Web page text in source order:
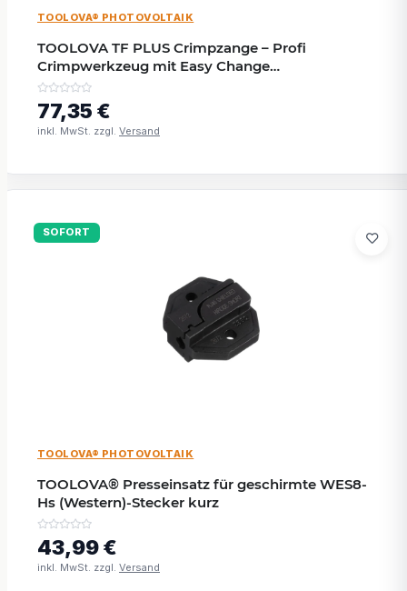
TOOLOVA® PHOTOVOLTAIK
TOOLOVA TF PLUS Crimpzange – Profi
Crimpwerkzeug mit Easy Change
Schnellwechselsystem
77,35 €
inkl. MwSt. zzgl. Versand
SOFORT
TOOLOVA® PHOTOVOLTAIK
TOOLOVA® Presseinsatz für geschirmte WES8-
Hs (Western)-Stecker kurz
43,99 €
inkl. MwSt. zzgl. Versand